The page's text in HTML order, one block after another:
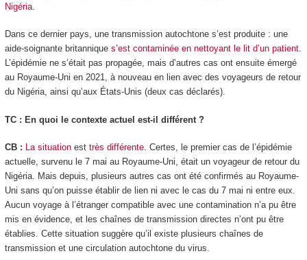
Nigéria.
Dans ce dernier pays, une transmission autochtone s’est produite : une
aide-soignante britannique s’est contaminée en nettoyant le lit d’un patient.
L’épidémie ne s’était pas propagée, mais d’autres cas ont ensuite émergé
au Royaume-Uni en 2021, à nouveau en lien avec des voyageurs de retour
du Nigéria, ainsi qu’aux États-Unis (deux cas déclarés).
TC : En quoi le contexte actuel est-il différent ?
CB : La situationest très différente. Certes, le premier cas de l’épidémie
actuelle, survenu le 7 mai au Royaume-Uni, était un voyageur de retour du
Nigéria. Mais depuis, plusieurs autres cas ont été confirmés au Royaume-
Uni sans qu’on puisse établir de lien ni avec le cas du 7 mai ni entre eux.
Aucun voyage à l’étranger compatible avec une contamination n’a pu être
mis en évidence, et les chaînes de transmission directes n’ont pu être
établies. Cette situation suggère qu’il existe plusieurs chaînes de
transmission et une circulation autochtone du virus.